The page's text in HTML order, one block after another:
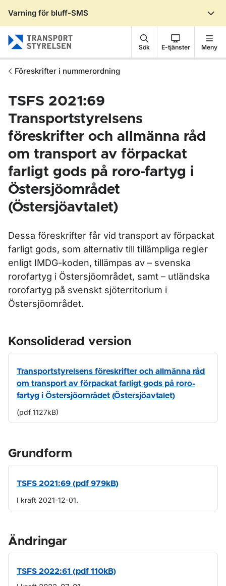
Varning för bluff-SMS
Sök E-tjänster Meny
Föreskrifter i nummerordning
TSFS 2021:69
Transportstyrelsens
föreskrifter och allmänna råd
om transport av förpackat
farligt gods på roro-fartyg i
Östersjöområdet
(Östersjöavtalet)
Dessa föreskrifter får vid transport av förpackat
farligt gods, som alternativ till tillämpliga regler
enligt IMDG-koden, tillämpas av – svenska
rorofartyg i Östersjöområdet, samt – utländska
rorofartyg på svenskt sjöterritorium i
Östersjöområdet.
Konsoliderad version
Transportstyrelsens föreskrifter och allmänna råd
om transport av förpackat farligt gods på roro-
fartyg i Östersjöområdet (Östersjöavtalet)
(pdf 1127kB)
Grundform
TSFS 2021:69 (pdf 979kB)
I kraft 2021-12-01.
Ändringar
TSFS 2022:61 (pdf 110kB)